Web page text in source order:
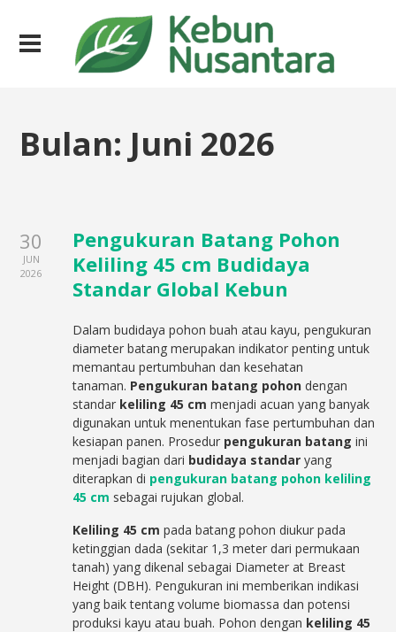
Bulan: Juni 2026
30
JUN
2026
Pengukuran Batang Pohon
Keliling 45 cm Budidaya
Standar Global Kebun
Dalam budidaya pohon buah atau kayu, pengukuran
diameter batang merupakan indikator penting untuk
memantau pertumbuhan dan kesehatan
tanaman. Pengukuran batang pohon dengan
standar keliling 45 cm menjadi acuan yang banyak
digunakan untuk menentukan fase pertumbuhan dan
kesiapan panen. Prosedur pengukuran batang ini
menjadi bagian dari budidaya standar yang
diterapkan di pengukuran batang pohon keliling
45 cm sebagai rujukan global.
Keliling 45 cm pada batang pohon diukur pada
ketinggian dada (sekitar 1,3 meter dari permukaan
tanah) yang dikenal sebagai Diameter at Breast
Height (DBH). Pengukuran ini memberikan indikasi
yang baik tentang volume biomassa dan potensi
produksi kayu atau buah. Pohon dengan keliling 45